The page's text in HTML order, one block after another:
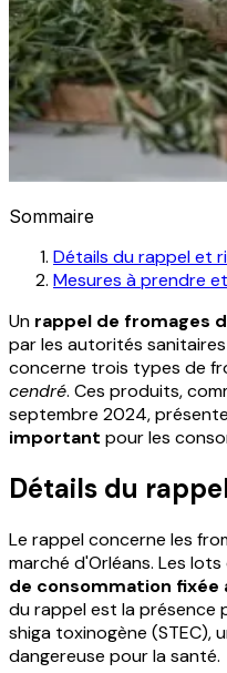
Sommaire
Détails du rappel et
Mesures à prendre
Un rappel de fromages
par les autorités
concerne trois types de
cendré. Ces produits,
septembre 2024,
important pour les
Détails du
Le rappel concerne les
marché d'Orléans. Les
de consommation fixée
du rappel est la présence
shiga toxinogène (STEC),
dangereuse pour la santé.